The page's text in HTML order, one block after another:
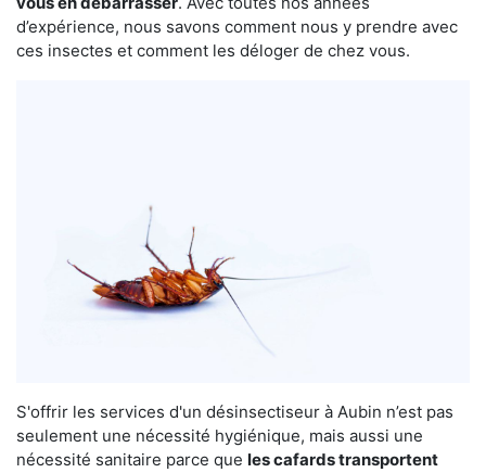
d’expérience, nous savons comment nous y prendre avec
ces insectes et comment les déloger de chez vous.
S'offrir les services d'un désinsectiseur à Aubin n’est pas
seulement une nécessité hygiénique, mais aussi une
nécessité sanitaire parce que les cafards transportent